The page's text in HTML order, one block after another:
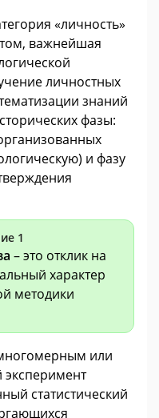
«личность»
важнейшая
личностных
знаний
фазы:
и фазу
1
– это отклик на
характер
методики
или
статистический